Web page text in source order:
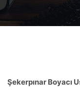
Şekerpınar Boyacı